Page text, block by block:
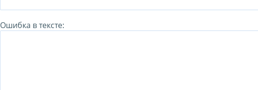
Ошибка в тексте: